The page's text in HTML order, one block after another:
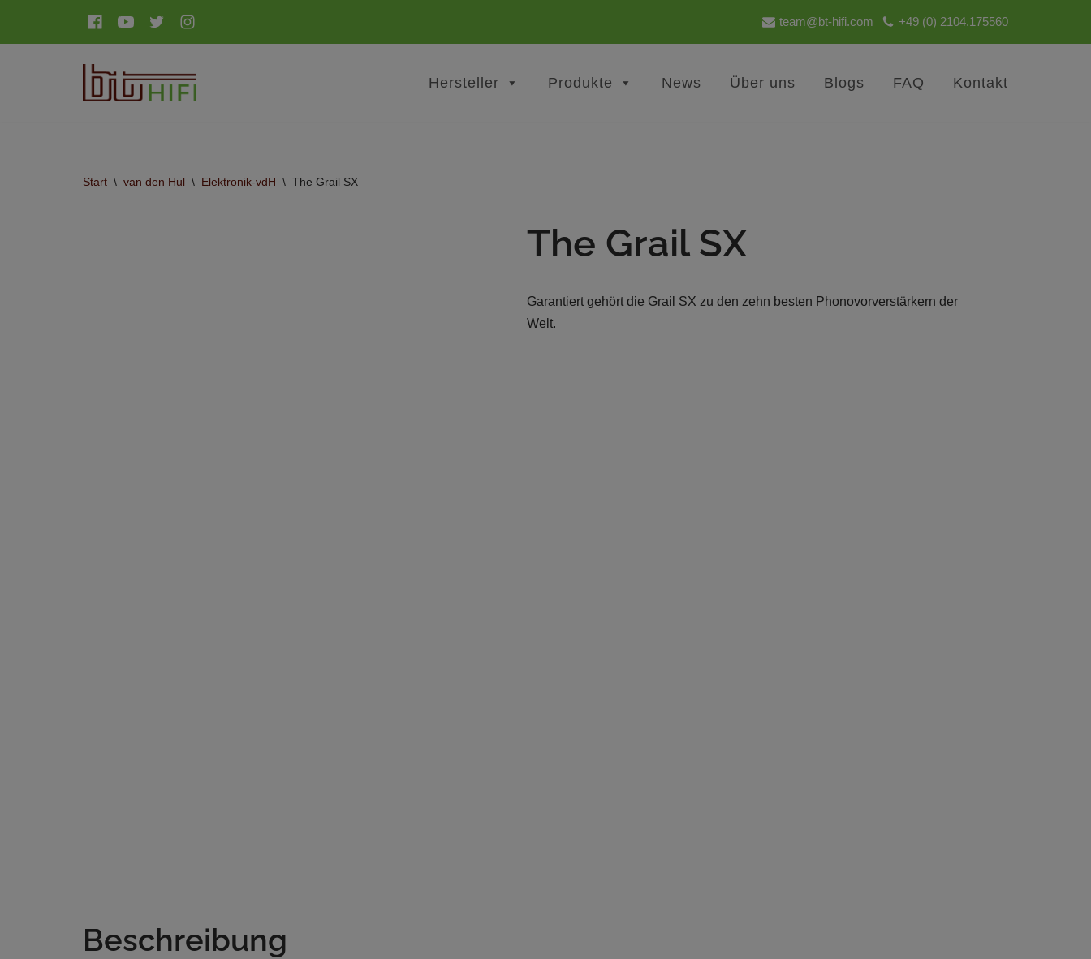
Zum
team@bt-hifi.com +49 (0) 2104.175560
Hersteller Produkte News Über uns Blogs FAQ Kontakt
Start \ van den Hul \ Elektronik-vdH \ The Grail SX
The Grail SX
Garantiert gehört die Grail SX zu den zehn besten Phonovorverstärkern der
Welt.
Beschreibung